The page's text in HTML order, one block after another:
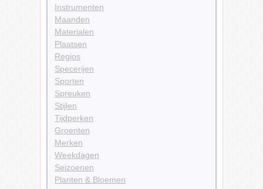
Instrumenten
Maanden
Materialen
Plaatsen
Regios
Specerijen
Sporten
Spreuken
Stijlen
Tijdperken
Groenten
Merken
Weekdagen
Seizoenen
Planten & Bloemen